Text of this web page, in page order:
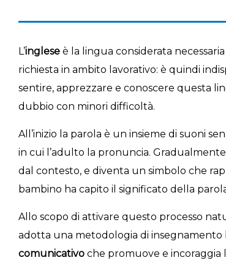
L’ingleseè la lingua considerata
richiesta in ambito lavorativo: è quindi
sentire, apprezzare e conoscere questa
dubbio con minori difficoltà.
All’inizio la parola è un insieme di suoni
in cui l’adulto la pronuncia.
dal contesto, e diventa un simbolo che
bambino ha capito il significato della
Allo scopo di attivare questo processo
adotta una metodologia di insegnamento
comunicativoche promuove e incoraggia